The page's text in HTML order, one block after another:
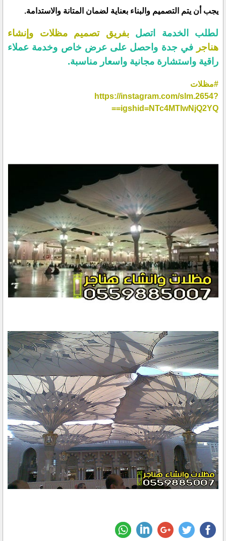
يجب أن يتم التصميم والبناء بعناية لضمان المتانة والاستدامة.
لطلب الخدمة اتصلبفريق تصميم مظلات وإنشاء
هناجر في جدة واحصل على عرض خاص وخدمة عملاء
راقية واستشارة مجانية واسعار مناسبة.
#مظلات
https://instagram.com/slm.2654?
igshid=NTc4MTIwNjQ2YQ==